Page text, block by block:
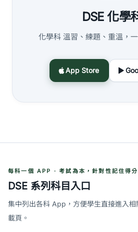
DSE 化學
化學科 溫習、練題、重溫，
App Store
每科一個 APP · 考試為本，針對性記住得
DSE 系列科目入口
集中列出各科 App，方便學生直接進入相
載頁。